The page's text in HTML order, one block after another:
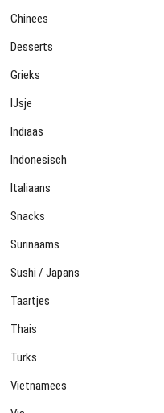
Chinees
Desserts
Grieks
IJsje
Indiaas
Indonesisch
Italiaans
Snacks
Surinaams
Sushi / Japans
Taartjes
Thais
Turks
Vietnamees